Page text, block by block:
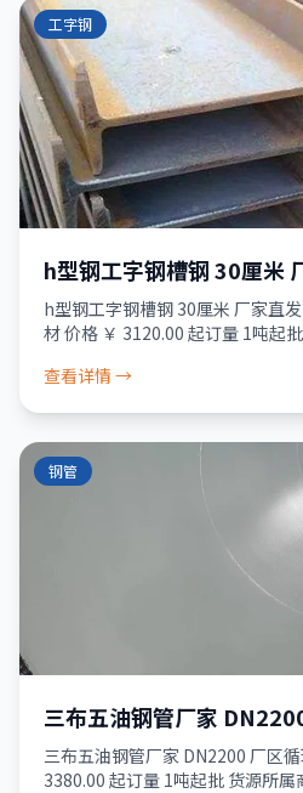
工字钢
h型钢工字钢槽钢 30厘米
接镀锌工字钢材
h型钢工字钢槽钢 30厘米 厂家直
材 价格 ￥ 3120.00 起订量 1吨起
损
查看详情 →
钢管
三布五油钢管厂家
工程
三布五油钢管厂家 DN2200 厂区
3380.00 起订量 1吨起批 货源所